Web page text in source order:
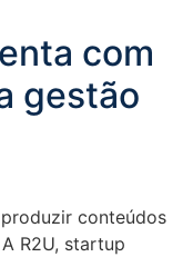
com
gestão
conteúdos
R2U, startup